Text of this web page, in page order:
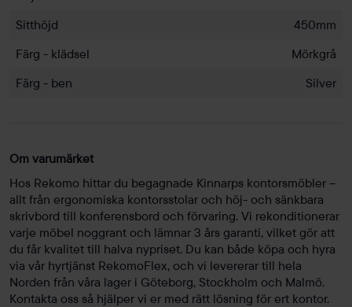
Sitthöjd
450mm
Färg - klädsel
Mörkgrå
Färg - ben
Silver
Om varumärket
Hos Rekomo hittar du begagnade Kinnarps kontorsmöbler –
allt från ergonomiska kontorsstolar och höj- och sänkbara
skrivbord till konferensbord och förvaring. Vi rekonditionerar
varje möbel noggrant och lämnar 3 års garanti, vilket gör att
du får kvalitet till halva nypriset. Du kan både köpa och hyra
via vår hyrtjänst RekomoFlex, och vi levererar till hela
Norden från våra lager i Göteborg, Stockholm och Malmö.
Kontakta oss så hjälper vi er med rätt lösning för ert kontor.